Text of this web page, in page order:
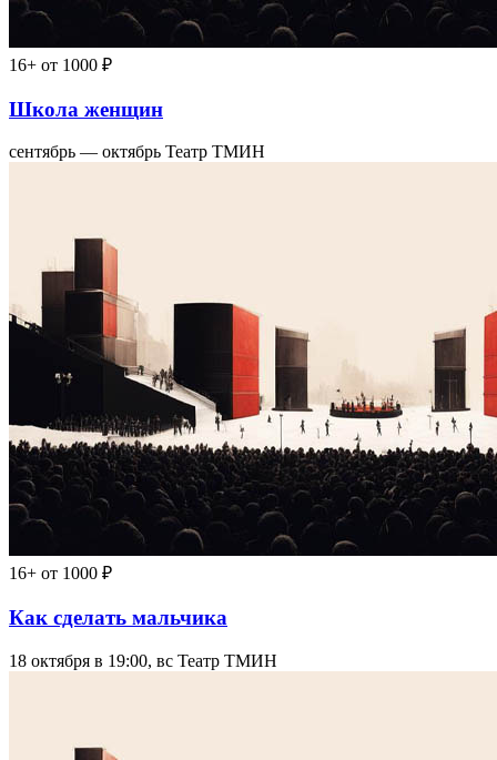
16+ от 1000 ₽
Школа женщин
сентябрь — октябрь Театр ТМИН
16+ от 1000 ₽
Как сделать мальчика
18 октября в 19:00, вс Театр ТМИН